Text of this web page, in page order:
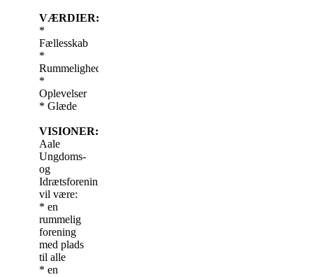
VÆRDIER:
*
Fællesskab
*
Rummelighed
*
Oplevelser
* Glæde
VISIONER:
Aale
Ungdoms-
og
Idrætsforening
vil være:
* en
rummelig
forening
med plads
til alle
* en